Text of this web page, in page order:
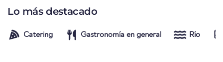
Lo más destacado
Catering Gastronomía en general Río